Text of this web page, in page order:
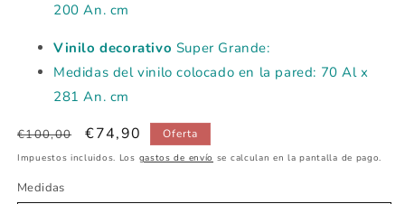
200 An. cm
Vinilo decorativo Super Grande:
Medidas del vinilo colocado en la pared: 70 Al x
281 An. cm
Precio
habitual
€100,00
Precio
de
€74,90 Oferta
Impuestos incluidos. Los gastos de envío se calculan en la pantalla de pago.
Medidas